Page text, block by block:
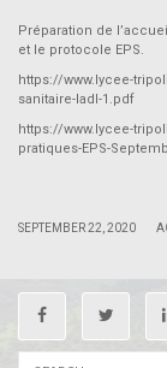
Préparation de
et le protocole EPS.
https://www.lycee-
sanitaire-ladl-1.pdf
https://www.lycee-
pratiques-EPS-
SEPTEMBER 22, 2020